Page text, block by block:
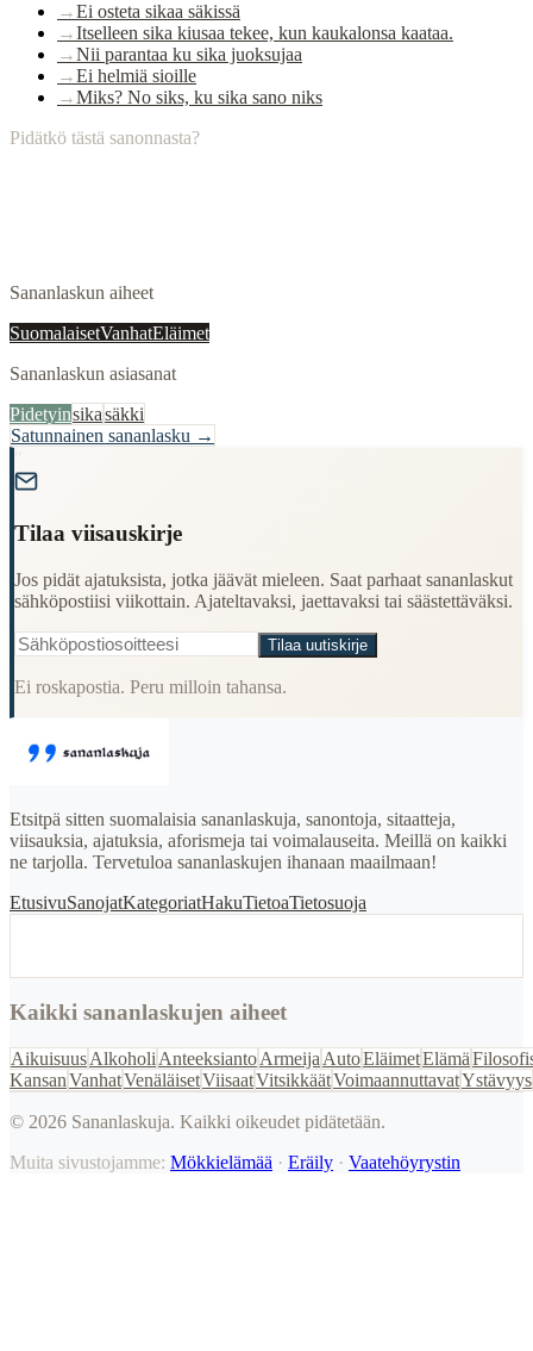
→Ei osteta sikaa säkissä
→Itselleen sika kiusaa tekee, kun kaukalonsa kaataa.
→Nii parantaa ku sika juoksujaa
→Ei helmiä sioille
→Miks? No siks, ku sika sano niks
Pidätkö tästä sanonnasta?
Sananlaskun aiheet
SuomalaisetVanhatEläimet
Sananlaskun asiasanat
Pidetyinsikasäkki
Satunnainen sananlasku →
Tilaa viisauskirje
Jos pidät ajatuksista, jotka jäävät mieleen. Saat parhaat sananlaskut
sähköpostiisi viikottain. Ajateltavaksi, jaettavaksi tai säästettäväksi.
Tilaa uutiskirje
Ei roskapostia. Peru milloin tahansa.
Etsitpä sitten suomalaisia sananlaskuja, sanontoja, sitaatteja,
viisauksia, ajatuksia, aforismeja tai voimalauseita. Meillä on kaikki
ne tarjolla. Tervetuloa sananlaskujen ihanaan maailmaan!
EtusivuSanojatKategoriatHakuTietoaTietosuoja
Kaikki sananlaskujen aiheet
AikuisuusAlkoholi AnteeksiantoArmeija AutoEläimetElämä
KansanVanhatVenäläisetViisaatVitsikkäätVoimaannuttavatYstävyys
© 2026 Sananlaskuja. Kaikki oikeudet pidätetään.
Muita sivustojamme: Mökkielämää · Eräily · Vaatehöyrystin